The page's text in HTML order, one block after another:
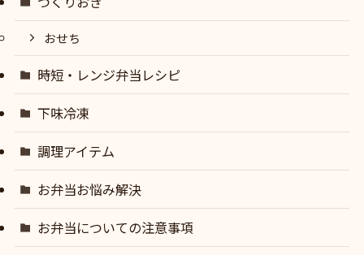
おせち
時短・レンジ弁当レシピ
下味冷凍
調理アイテム
お弁当お悩み解決
お弁当についての注意事項